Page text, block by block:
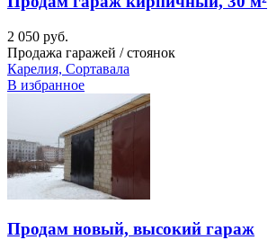
2 050 руб.
Продажа гаражей / стоянок
Карелия, Сортавала
В избранное
Продам новый, высокий гараж